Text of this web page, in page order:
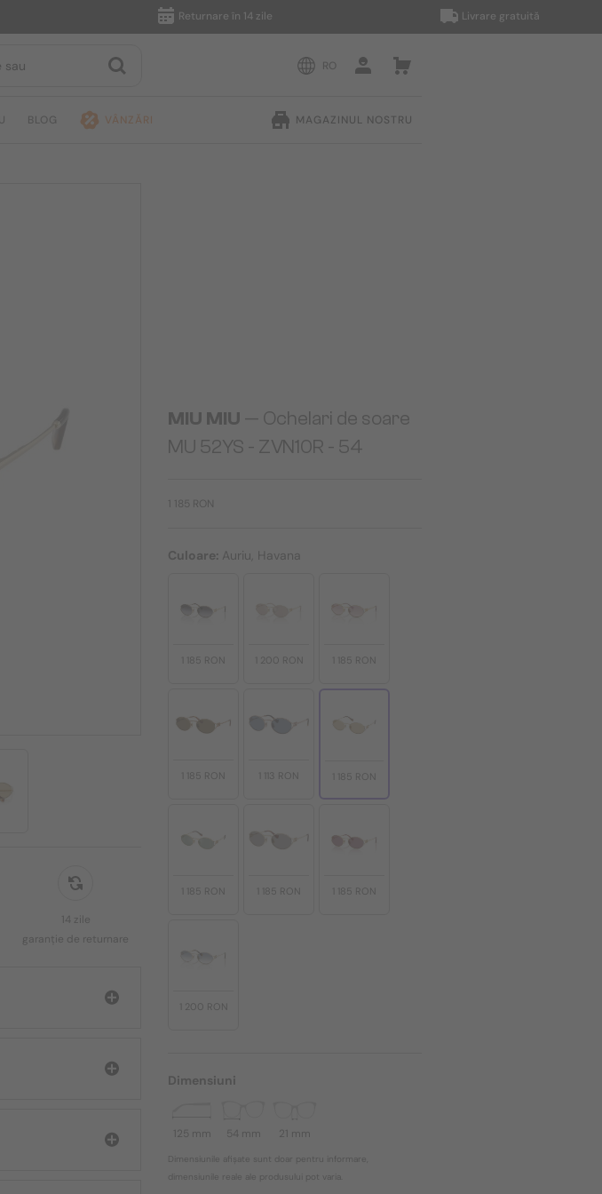
Returnare în 14 zile Livrare gratuită
RO
BLOG VÂNZĂRI MAGAZINUL NOSTRU
14 zile
garanție de returnare
MIU MIU — Ochelari de soare
MU 52YS - ZVN10R - 54
1 185 RON
Culoare: Auriu, Havana
1 185 RON 1 200 RON 1 185 RON
1 185 RON 1 113 RON 1 185 RON
1 185 RON 1 185 RON 1 185 RON
1 200 RON
Dimensiuni
125 mm 54 mm 21 mm
Dimensiunile afișate sunt doar pentru informare,
dimensiunile reale ale produsului pot varia.